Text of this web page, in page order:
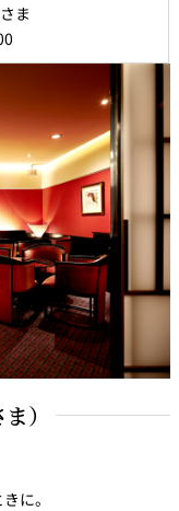
ま
）
に。